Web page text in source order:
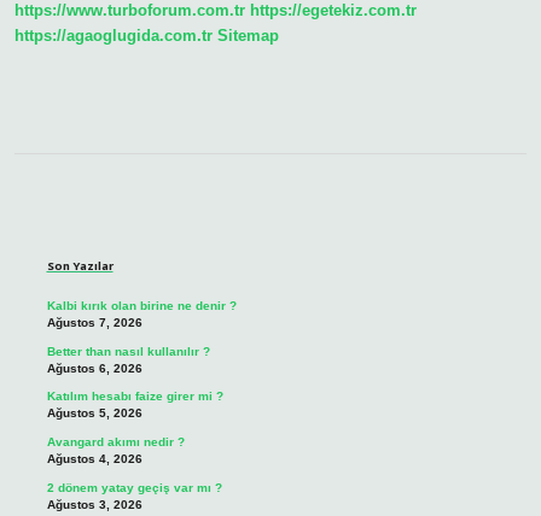
Yazıyor
https://www.turboforum.com.tr https://egetekiz.com.tr
https://agaoglugida.com.tr Sitemap
Son Yazılar
Kalbi kırık olan birine ne denir ?
Ağustos 7, 2026
Better than nasıl kullanılır ?
Ağustos 6, 2026
Katılım hesabı faize girer mi ?
Ağustos 5, 2026
Avangard akımı nedir ?
Ağustos 4, 2026
2 dönem yatay geçiş var mı ?
Ağustos 3, 2026